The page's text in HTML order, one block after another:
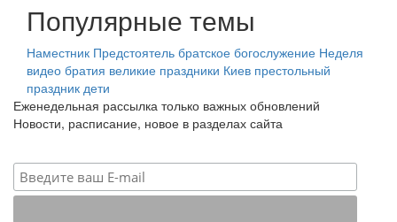
Популярные темы
Наместник Предстоятель братское богослужение Неделя
видео братия великие праздники Киев престольный
праздник дети
Еженедельная рассылка только важных обновлений
Новости, расписание, новое в разделах сайта